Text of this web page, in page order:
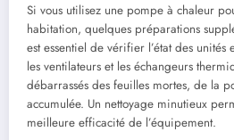
Si vous utilisez une pompe à chaleur
habitation, quelques préparations
est essentiel de vérifier l’état des
les ventilateurs et les échangeurs
débarrassés des feuilles mortes, de la
accumulée. Un nettoyage minutieux
meilleure efficacité de l’équipement.